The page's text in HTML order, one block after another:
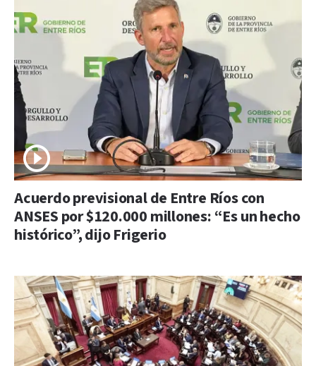
Acuerdo previsional de Entre Ríos con
ANSES por $120.000 millones: “Es un hecho
histórico”, dijo Frigerio